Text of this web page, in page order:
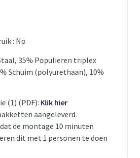
: No
35% Populieren triplex
Schuim (polyurethaan), 10%
(1) (PDF): Klik hier
aangeleverd.
de montage 10 minuten
dit met 1 personen te doen